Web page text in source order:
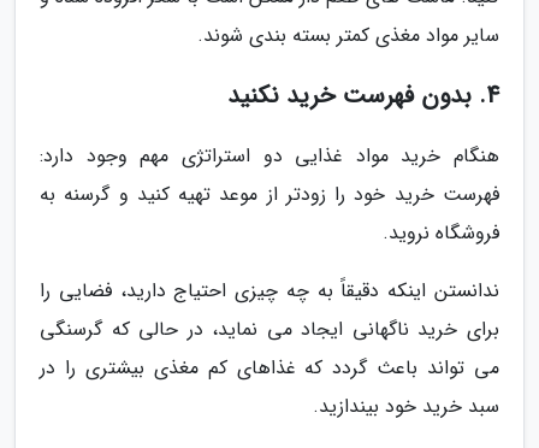
سایر مواد مغذی کمتر بسته بندی شوند.
4. بدون فهرست خرید نکنید
هنگام خرید مواد غذایی دو استراتژی مهم وجود دارد:
فهرست خرید خود را زودتر از موعد تهیه کنید و گرسنه به
فروشگاه نروید.
ندانستن اینکه دقیقاً به چه چیزی احتیاج دارید، فضایی را
برای خرید ناگهانی ایجاد می نماید، در حالی که گرسنگی
می تواند باعث گردد که غذاهای کم مغذی بیشتری را در
سبد خرید خود بیندازید.